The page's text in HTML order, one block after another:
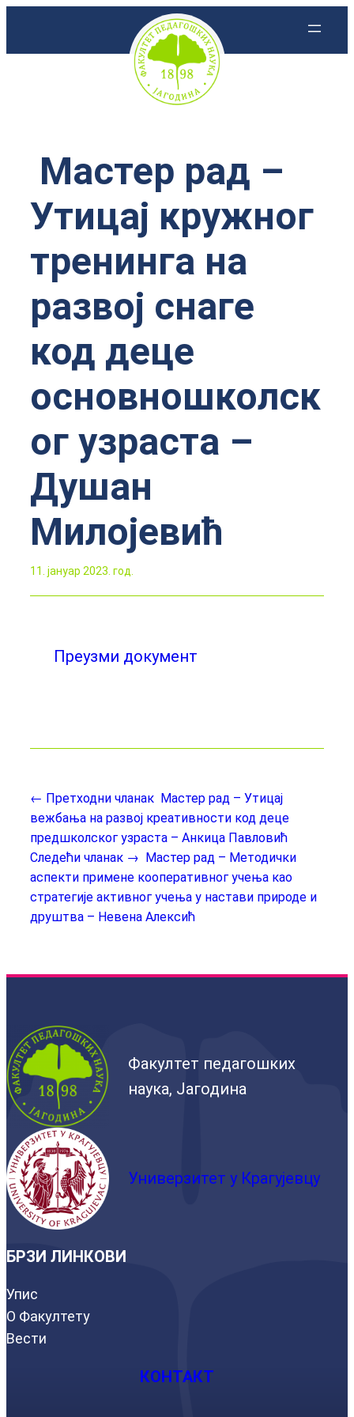
Мастер рад –
Утицај кружног
тренинга на
развој снаге
код деце
основношколск
ог узраста –
Душан
Милојевић
11. јануар 2023. год.
Преузми документ
← Претходни чланак Мастер рад – Утицај
вежбања на развој креативности код деце
предшколског узраста – Анкица Павловић
Следећи чланак → Мастер рад – Методички
аспекти примене кооперативног учења као
стратегије активног учења у настави природе и
друштва – Невена Алексић
Факултет педагошких
наука, Јагодина
Универзитет у Крагујевцу
БРЗИ ЛИНКОВИ
Упис
О Факултету
Вести
КОНТАКТ